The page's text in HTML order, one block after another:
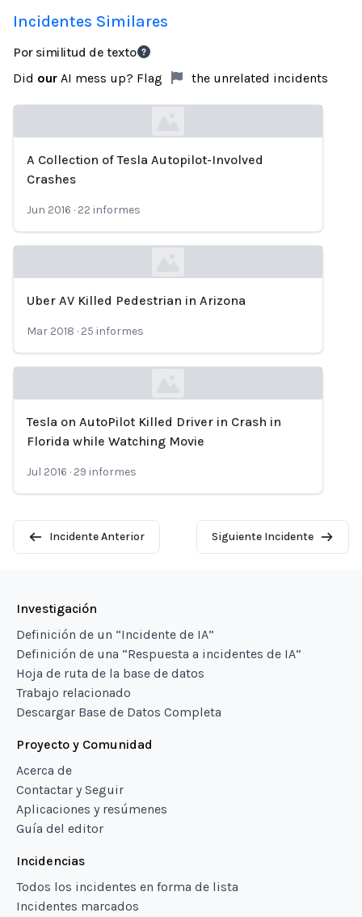
Incidentes Similares
Por similitud de texto
Did our AI mess up? Flag the unrelated incidents
Loading...
A Collection of Tesla Autopilot-Involved
Crashes
Jun 2016 · 22 informes
Uber AV Killed Pedestrian in Arizona
Mar 2018 · 25 informes
Loading...
Tesla on AutoPilot Killed Driver in Crash in
Florida while Watching Movie
Jul 2016 · 29 informes
Incidente Anterior Siguiente Incidente
Investigación
Definición de un “Incidente de IA”
Definición de una “Respuesta a incidentes de IA”
Hoja de ruta de la base de datos
Trabajo relacionado
Descargar Base de Datos Completa
Proyecto y Comunidad
Acerca de
Contactar y Seguir
Aplicaciones y resúmenes
Guía del editor
Incidencias
Todos los incidentes en forma de lista
Incidentes marcados